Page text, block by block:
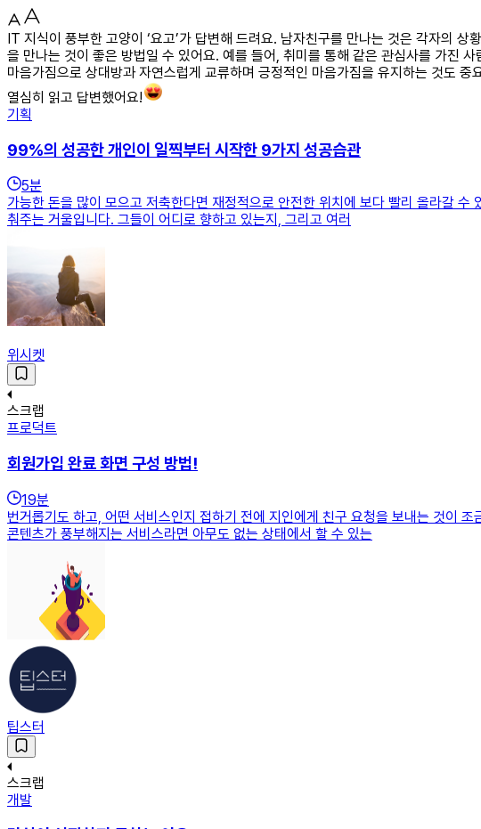
IT 지식이 풍부한 고양이 ‘요고’가 답변해 드려요. 남자친구를 만나는 것은 각자의
을 만나는 것이 좋은 방법일 수 있어요. 예를 들어, 취미를 통해 같은 관심사를 가진
마음가짐으로 상대방과 자연스럽게 교류하며 긍정적인 마음가짐을 유지하는 것도
열심히 읽고 답변했어요!
기획
99%의 성공한 개인이 일찍부터 시작한 9가지 성공습관
5분
가능한 돈을 많이 모으고 저축한다면 재정적으로 안전한 위치에 보다 빨리 올라갈
춰주는 거울입니다. 그들이 어디로 향하고 있는지, 그리고 여러
위시켓
스크랩
프로덕트
회원가입 완료 화면 구성 방법!
19분
번거롭기도 하고, 어떤 서비스인지 접하기 전에 지인에게 친구 요청을 보내는 것이
콘텐츠가 풍부해지는 서비스라면 아무도 없는 상태에서 할 수 있는
팁스터
스크랩
개발